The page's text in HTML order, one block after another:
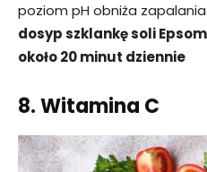
poziom pH obniża zapalania.
dosyp szklankę soli
około 20 minut dziennie
8. Witamina C